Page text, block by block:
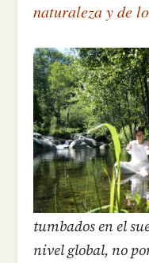
naturaleza y de
tumbados en el
nivel global, no